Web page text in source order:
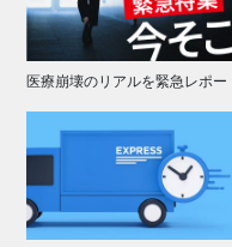
医療崩壊のリアルを緊急レポー